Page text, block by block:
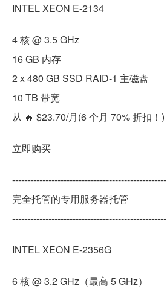
INTEL XEON E-2134
4 核 @ 3.5 GHz
16 GB 内存
2 x 480 GB SSD RAID-1 主磁盘
10 TB 带宽
从 🔥 $23.70/月(6 个月 70% 折扣！)
立即购买
---------------------------------------------------
完全托管的专用服务器托管
---------------------------------------------------
INTEL XEON E-2356G
6 核 @ 3.2 GHz（最高 5 GHz）